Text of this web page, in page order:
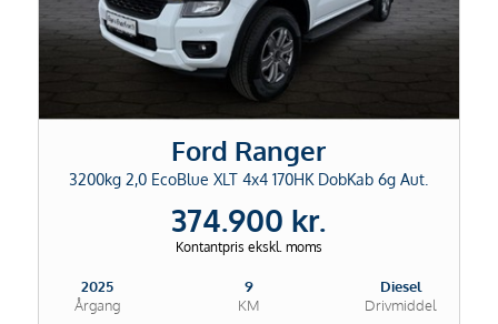
Ford Ranger
3200kg 2,0 EcoBlue XLT 4x4 170HK DobKab 6g Aut.
374.900 kr.
Kontantpris ekskl. moms
2025
Årgang
9
KM
Diesel
Drivmiddel